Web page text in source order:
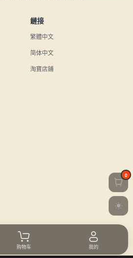
鏈接
繁體中文
简体中文
淘寶店鋪
0
购物车 我的